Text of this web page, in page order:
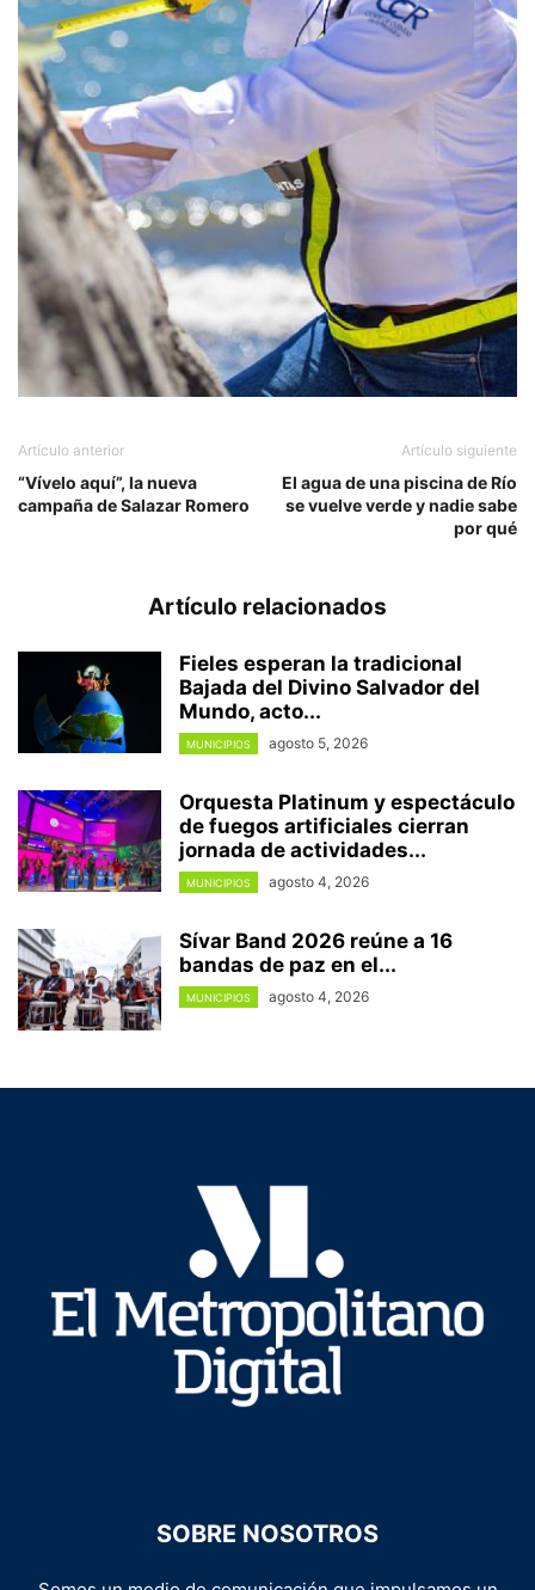
Artículo anterior
“Vívelo aquí”, la nueva
campaña de Salazar Romero
Artículo siguiente
El agua de una piscina de Río
se vuelve verde y nadie sabe
por qué
Artículo relacionados
Fieles esperan la tradicional
Bajada del Divino Salvador del
Mundo, acto...
MUNICIPIOS agosto 5, 2026
Orquesta Platinum y espectáculo
de fuegos artificiales cierran
jornada de actividades...
MUNICIPIOS agosto 4, 2026
Sívar Band 2026 reúne a 16
bandas de paz en el...
MUNICIPIOS agosto 4, 2026
SOBRE NOSOTROS